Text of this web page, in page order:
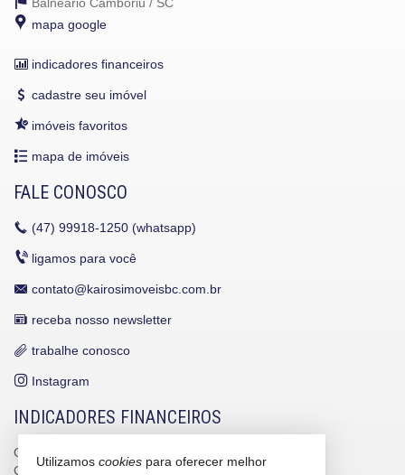
mapa google
indicadores financeiros
cadastre seu imóvel
imóveis favoritos
mapa de imóveis
FALE CONOSCO
(47) 99918-1250 (whatsapp)
ligamos para você
contato@kairosimoveisbc.com.br
receba nosso newsletter
trabalhe conosco
Instagram
INDICADORES FINANCEIROS
CUB /
CUB /SCvariação 0,95%
Utilizamos cookies para oferecer melhor